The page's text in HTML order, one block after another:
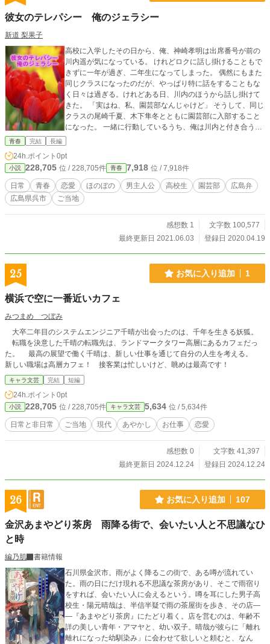
彼女のテレパシー 俺のジェラシー
新道 梨果子
高校に入学したその日から、俺、神崎孝明は出席番号が前の
川内遥が気になっている。 けれどロクに話し掛けることもで
きずに一年が過ぎ、二年生になってしまった。 偶然にもまた
同じクラスになったのだが、やっぱり特に話をすることもな
く日々は過ぎる。けれどある日、川内のほうから話し掛けて
きた。 「実はね、私、園芸部なんじゃけど」 そうして、同じ
クラスの尾崎千夏、木下隼冬とともに園芸部に入部すること
になった。 一緒に行動しているうち、俺は川内と付き合うよ
うになったが、彼女は植物と心を通わせられるようで？ 四人
ありますが、あくまでモデルなので相違点は多々あります。
青春 完結 長編
24h.ポイント 0pt
小説 228,705 位 / 228,705件 青春 7,918 位 / 7,918件
日常 青春 恋愛 ほのぼの 男主人公 高校生 園芸部
広島弁
広島県呉市
ご当地
感想数 1
文字数 100,577
最終更新日 2021.06.03
登録日 2020.04.19
25 お気に入り追加 1
横浜で空に一番近いカフェ
みつまめ つぼみ
大卒二年目のシステムエンジニア千晴が出会ったのは、千年を生きる妖狐。
転職を決意した千晴の転職先は、ランドマークタワー高層にあるカフェだっ
た。 最高の展望で働く千晴は、新しい仕事を通じて自分の人生を考える。
新しい職場は高層カフェ！ 接客業は忙しいけど、眺めは最高です！
キャラ文芸 完結 短編
24h.ポイント 0pt
小説 228,705 位 / 228,705件 キャラ文芸 5,634 位 / 5,634件
日常と非日常 ご当地 現代 あやかし お仕事 恋愛
感想数 0
文字数 41,397
最終更新日 2024.12.24
登録日 2024.12.24
26 お気に入り追加 107
金沢あまやどり茶房 雨降る街で、会いたい人と不思議なひ
と時
編乃肌
書籍情報
石川県金沢市。雨がよく降るこの街で、ある噂が流れてい
た。雨の日にだけ現れる不思議な茶房があり、そこで雨宿り
をすれば、会いたい人に会えるという。噂を耳にした男子高
校生・陽元晴哉は、半信半疑で雨の茶屋街を歩き、その店―
―『あまやどり茶房』にたどり着く。店を営むのは、年齢不
詳の美しい青年・アマヤと、幼い双子。晴哉が彼らに「離れ
離れになった幼馴染み」に会わせて欲しいと頼むと、なん